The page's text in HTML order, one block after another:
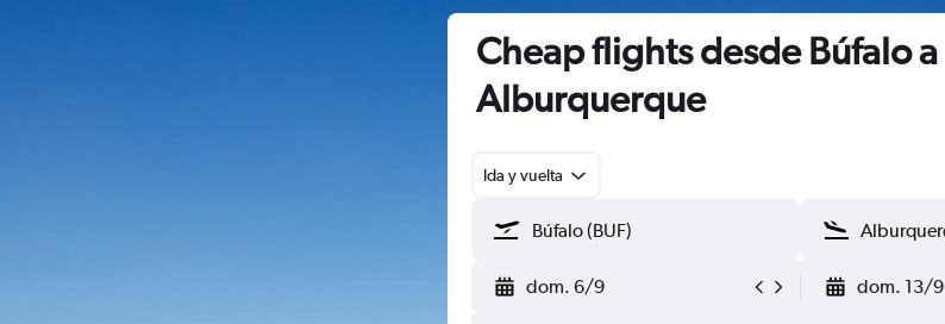
Cheap flights desde Búfalo a
Alburquerque
Ida y vuelta
dom. 6/9 dom. 13/9